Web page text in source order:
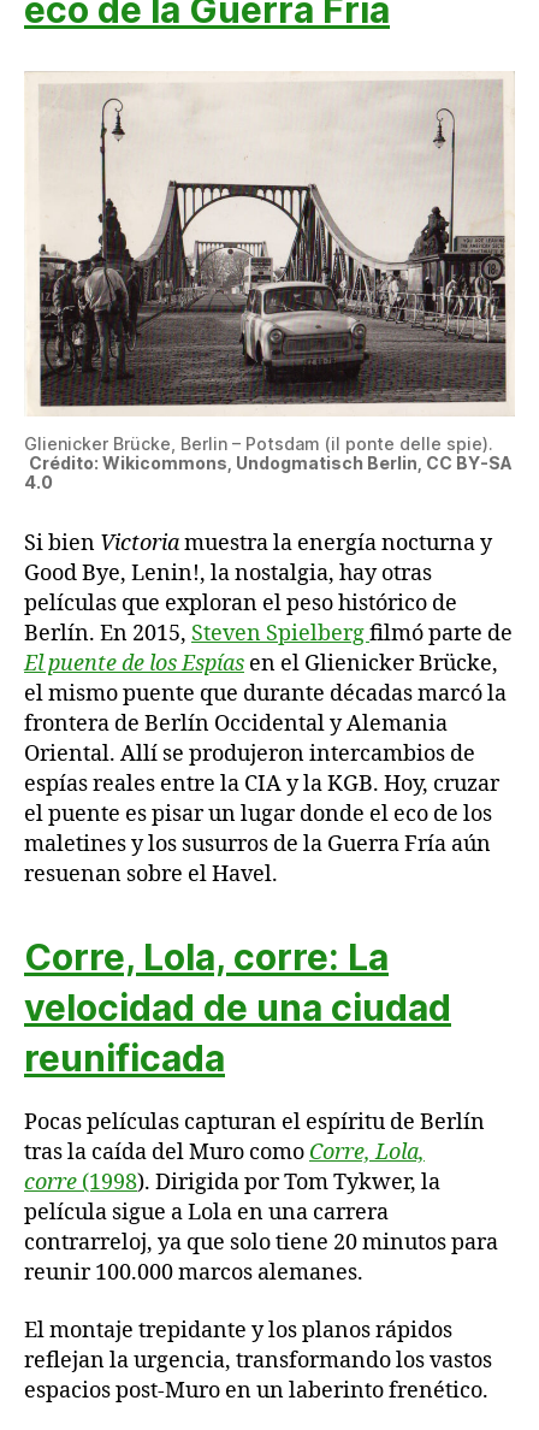
eco de la Guerra Fría
Glienicker Brücke, Berlin – Potsdam (il ponte delle spie).
Crédito: Wikicommons, Undogmatisch Berlin, CC BY-SA
4.0
Si bien Victoriamuestra la energía nocturna y
Good Bye, Lenin!, la nostalgia, hay otras
películas que exploran el peso histórico de
Berlín. En 2015, Steven Spielbergfilmó parte de
El puente de los Espías en el Glienicker Brücke,
el mismo puente que durante décadas marcó la
frontera de Berlín Occidental y Alemania
Oriental. Allí se produjeron intercambios de
espías reales entre la CIA y la KGB. Hoy, cruzar
el puente es pisar un lugar donde el eco de los
maletines y los susurros de la Guerra Fría aún
resuenan sobre el Havel.
Corre, Lola, corre: La
velocidad de una ciudad
reunificada
Pocas películas capturan el espíritu de Berlín
tras la caída del Muro como Corre, Lola,
corre (1998). Dirigida por Tom Tykwer, la
película sigue a Lola en una carrera
contrarreloj, ya que solo tiene 20 minutos para
reunir 100.000 marcos alemanes.
El montaje trepidante y los planos rápidos
reflejan la urgencia, transformando los vastos
espacios post-Muro en un laberinto frenético.